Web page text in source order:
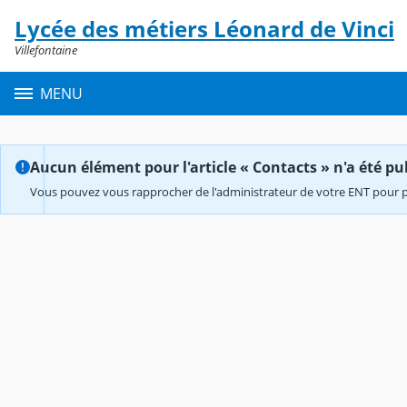
Contenu
Lycée des métiers Léonard de Vinci
Villefontaine
MENU
Aucun élément pour l'article « Contacts » n'a été
Vous pouvez vous rapprocher de l'administrateur de votre ENT pour